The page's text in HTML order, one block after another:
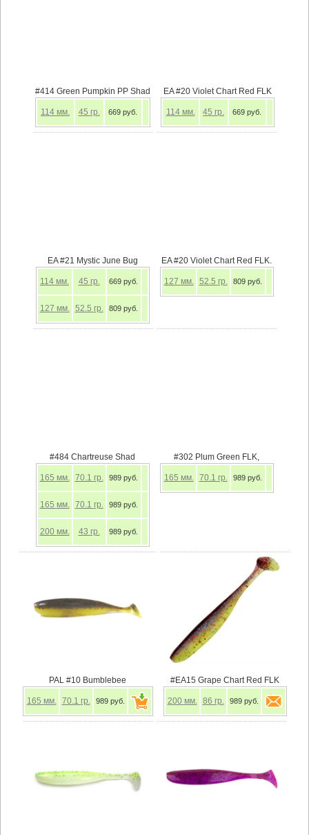
#414 Green Pumpkin PP Shad
114 мм. 45 гр. 669 руб.
EA #20 Violet Chart Red FLK
114 мм. 45 гр. 669 руб.
EA #21 Mystic June Bug
114 мм. 45 гр. 669 руб.
127 мм. 52.5 гр. 809 руб.
EA #20 Violet Chart Red FLK.
127 мм. 52.5 гр. 809 руб.
#484 Chartreuse Shad
165 мм. 70.1 гр. 989 руб.
165 мм. 70.1 гр. 989 руб.
200 мм. 43 гр. 989 руб.
#302 Plum Green FLK,
165 мм. 70.1 гр. 989 руб.
PAL #10 Bumblebee
165 мм. 70.1 гр. 989 руб.
#EA15 Grape Chart Red FLK
200 мм. 86 гр. 989 руб.